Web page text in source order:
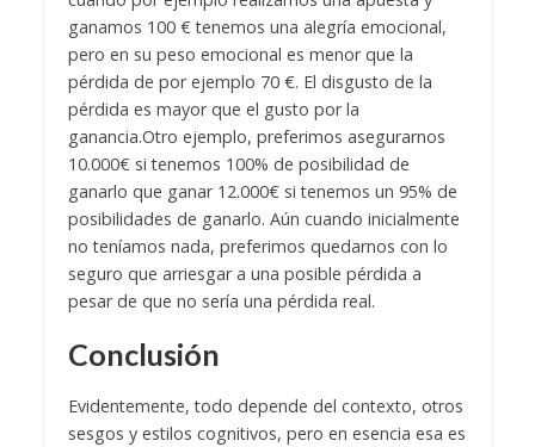
ganamos 100 € tenemos una alegría emocional,
pero en su peso emocional es menor que la
pérdida de por ejemplo 70 €. El disgusto de la
pérdida es mayor que el gusto por la
ganancia.Otro ejemplo, preferimos asegurarnos
10.000€ si tenemos 100% de posibilidad de
ganarlo que ganar 12.000€ si tenemos un 95% de
posibilidades de ganarlo. Aún cuando inicialmente
no teníamos nada, preferimos quedarnos con lo
seguro que arriesgar a una posible pérdida a
pesar de que no sería una pérdida real.
Conclusión
Evidentemente, todo depende del contexto, otros
sesgos y estilos cognitivos, pero en esencia esa es